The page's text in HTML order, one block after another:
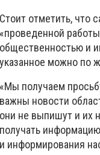
Стоит отметить, что
«проведенной
общественностью и
указанное можно по
«Мы получаем
важны новости
они не выпишут и их
получать
и информирования